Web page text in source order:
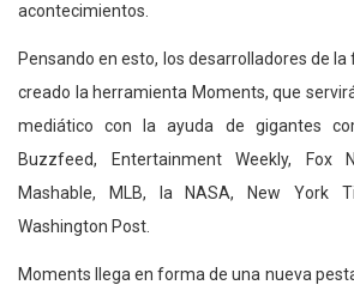
acontecimientos.
Pensando en esto, los desarrolladores de
creado la herramienta Moments, que
mediático con la ayuda de gigantes
Buzzfeed, Entertainment Weekly, Fox
Mashable, MLB, la NASA, New York
Washington Post.
Moments llega en forma de una nueva